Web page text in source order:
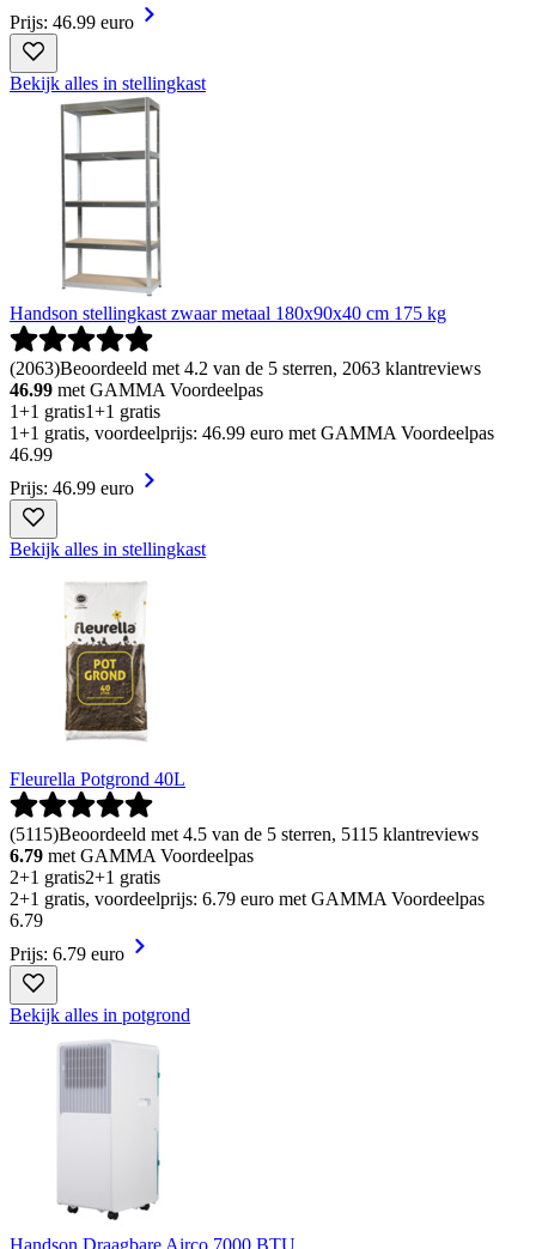
Prijs: 46.99 euro
Bekijk alles in stellingkast
Handson stellingkast zwaar metaal 180x90x40 cm 175 kg
(2063)Beoordeeld met 4.2 van de 5 sterren, 2063 klantreviews
46.99 met GAMMA Voordeelpas
1+1 gratis1+1 gratis
1+1 gratis, voordeelprijs: 46.99 euro met GAMMA Voordeelpas
46.99
Prijs: 46.99 euro
Bekijk alles in stellingkast
Fleurella Potgrond 40L
(5115)Beoordeeld met 4.5 van de 5 sterren, 5115 klantreviews
6.79 met GAMMA Voordeelpas
2+1 gratis2+1 gratis
2+1 gratis, voordeelprijs: 6.79 euro met GAMMA Voordeelpas
6.79
Prijs: 6.79 euro
Bekijk alles in potgrond
Handson Draagbare Airco 7000 BTU